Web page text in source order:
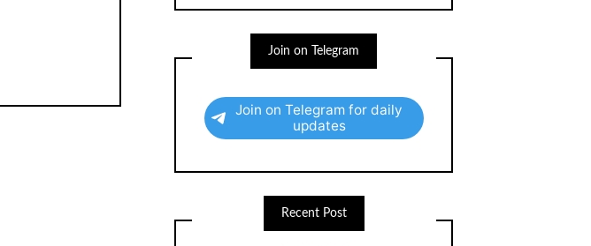
Join on Telegram
Join on Telegram for daily
updates
Recent Post